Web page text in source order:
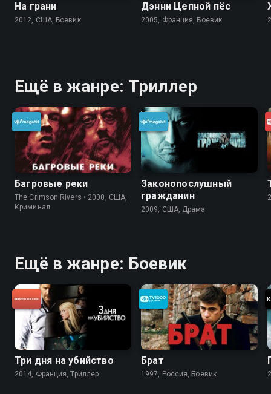
На грани
2012, США, Боевик
Дэнни Цепной пёс
2005, Франция, Боевик
Ещё в жанре: Триллер
Багровые реки
The Crimson Rivers • 2000, США,
Криминал
Законопослушный
гражданин
2009, США, Драма
Ещё в жанре: Боевик
Три дня на убийство
2014, Франция, Триллер
Брат
1997, Россия, Боевик